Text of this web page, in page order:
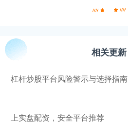
相关更新
杠杆炒股平台风险警示与选择指南
上实盘配资，安全平台推荐